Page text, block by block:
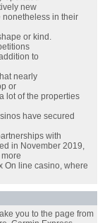
new
nonetheless in their
or kind.
to
nearly
or
lot of the properties
have secured
with
in November 2019,
On line casino, where
you to the page from